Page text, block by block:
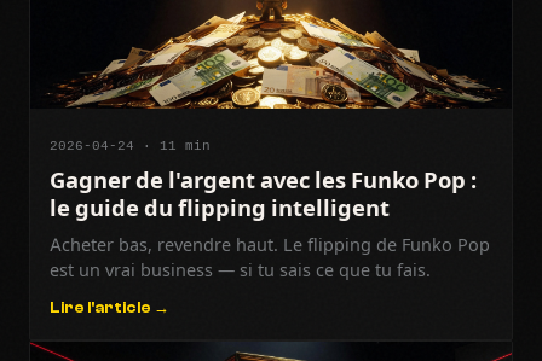
2026-04-24 · 11 min
Gagner de l'argent avec les Funko Pop :
le guide du flipping intelligent
Acheter bas, revendre haut. Le flipping de Funko Pop
est un vrai business — si tu sais ce que tu fais.
Lire l'article →